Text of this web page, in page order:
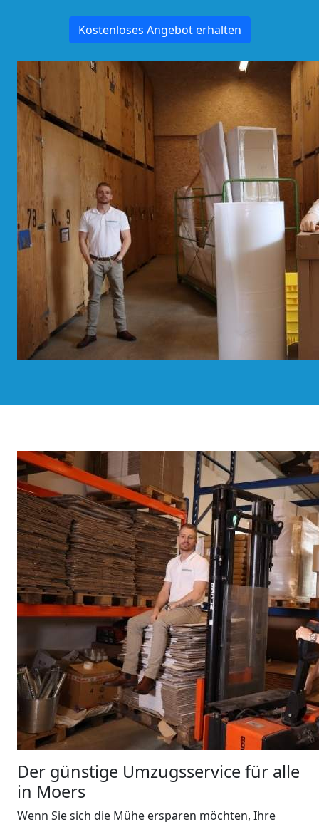
Kostenloses Angebot erhalten
Der günstige Umzugsservice für alle
in Moers
Wenn Sie sich die Mühe ersparen möchten, Ihre